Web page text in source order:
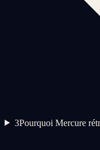
3Pourquoi Mercure